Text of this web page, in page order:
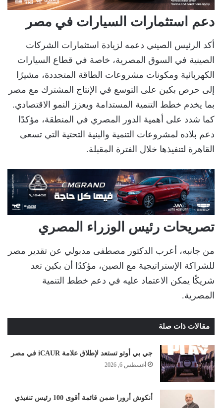
دعم استثمارات السيارات في مصر
أكد الرئيس الصيني دعمه لزيادة استثمارات الشركات
الصينية في السوق المصرية، خاصة في قطاع السيارات
الكهربائية ومكونات مشروعات الطاقة المتجددة، مشيرًا
إلى حرص بكين على التوسع في الإنتاج المشترك مع مصر
بما يخدم خطط التنمية المستدامة ويعزز النمو الاقتصادي.
كما شدد على أهمية الدور المصري في المنطقة، مؤكدًا
دعم بلاده لمشروعات التنمية والبنية التحتية التي تسعى
القاهرة لتنفيذها خلال الفترة المقبلة.
تصريحات رئيس الوزراء المصري
من جانبه، أعرب الدكتور مصطفى مدبولي عن تقدير مصر
للشراكة الإستراتيجية مع الصين، مؤكدًا أن بكين تعد
شريكًا يمكن الاعتماد عليه في دعم خطط التنمية
المصرية.
مقالات ذات صلة
جي بي أوتو تستعد لإطلاق علامة iCAUR في مصر
أغسطس 6, 2026
أنكوش أرورا ضمن قائمة أقوى 100 رئيس تنفيذي